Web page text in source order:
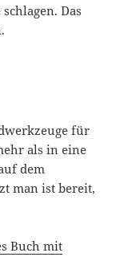
Das
für
als in eine
dem
man ist bereit,
Buch mit